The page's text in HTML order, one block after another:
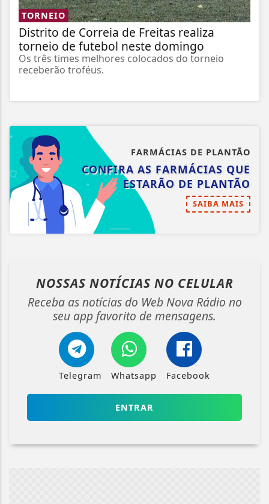
TORNEIO
Distrito de Correia de Freitas realiza
torneio de futebol neste domingo
Os três times melhores colocados do torneio
receberão troféus.
FARMÁCIAS DE PLANTÃO
CONFIRA AS FARMÁCIAS QUE
ESTARÃO DE PLANTÃO
SAIBA MAIS
NOSSAS NOTÍCIAS NO CELULAR
Receba as notícias do Web Nova Rádio no
seu app favorito de mensagens.
Telegram Whatsapp Facebook
ENTRAR